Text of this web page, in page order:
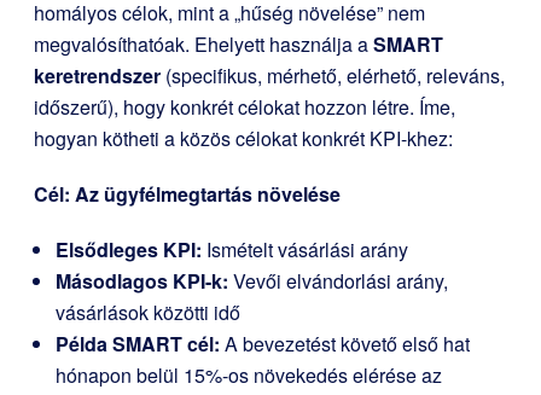
homályos célok, mint a „hűség növelése” nem
megvalósíthatóak. Ehelyett használja aSMART
keretrendszer (specifikus, mérhető, elérhető, releváns,
időszerű), hogy konkrét célokat hozzon létre. Íme,
hogyan kötheti a közös célokat konkrét KPI-khez:
Cél: Az ügyfélmegtartás növelése
Elsődleges KPI: Ismételt vásárlási arány
Másodlagos KPI-k: Vevői elvándorlási arány,
vásárlások közötti idő
Példa SMART cél: A bevezetést követő első hat
hónapon belül 15%-os növekedés elérése az